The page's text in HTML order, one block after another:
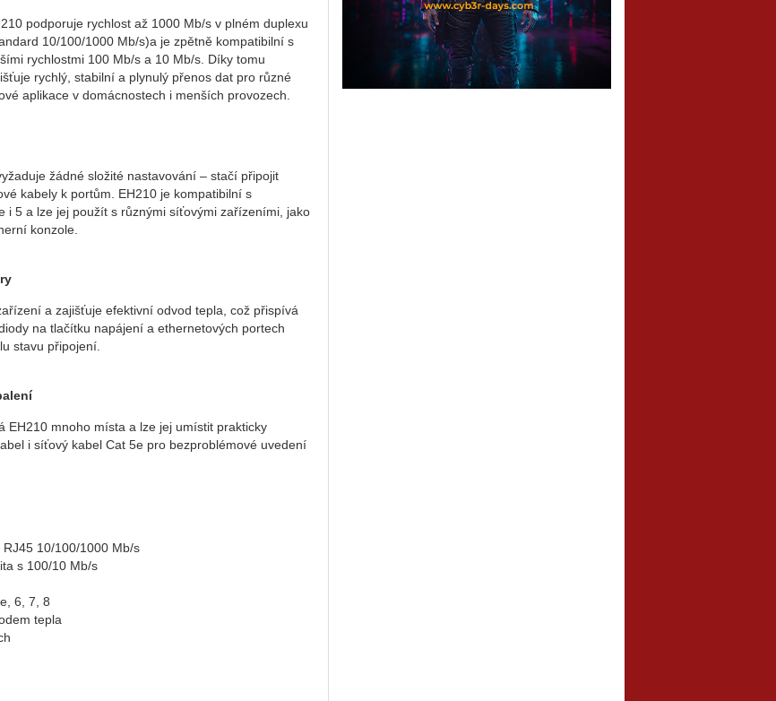
podporuje rychlost až 1000 Mb/s v plném duplexu
10/100/1000 Mb/s)a je zpětně kompatibilní s
rychlostmi 100 Mb/s a 10 Mb/s. Díky tomu
rychlý, stabilní a plynulý přenos dat pro různé
aplikace v domácnostech i menších provozech.
žádné složité nastavování – stačí připojit
kabely k portům. EH210 je kompatibilní s
i 5 a lze jej použít s různými síťovými zařízeními, jako
konzole.
a zajišťuje efektivní odvod tepla, což přispívá
na tlačítku napájení a ethernetových portech
stavu připojení.
EH210 mnoho místa a lze jej umístit prakticky
i síťový kabel Cat 5e pro bezproblémové uvedení
10/100/1000 Mb/s
s 100/10 Mb/s
6, 7, 8
tepla